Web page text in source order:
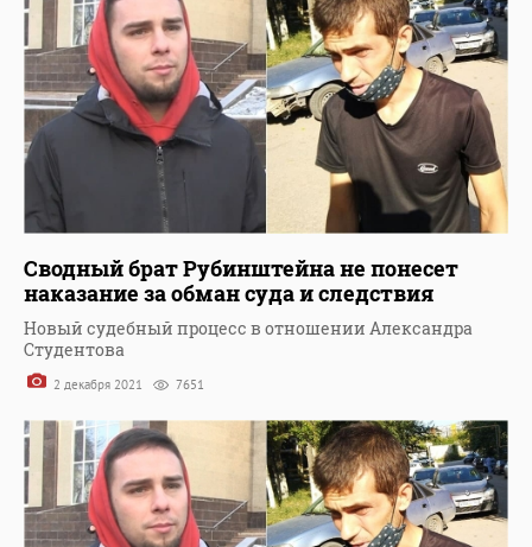
Сводный брат Рубинштейна не понесет
наказание за обман суда и следствия
Новый судебный процесс в отношении Александра
Студентова
2 декабря 2021 7651